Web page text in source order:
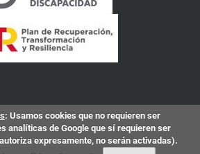
: Usamos cookies que no requieren ser
analíticas de Google que sí requieren ser
expresamente, no serán activadas).